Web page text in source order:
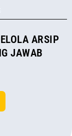
ARSIP
JAWAB